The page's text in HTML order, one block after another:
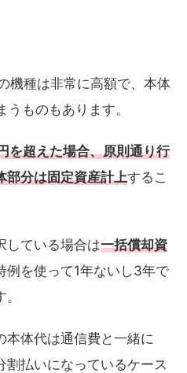
機種は非常に高額で、本体
ものもあります。
を超えた場合、原則通り行
部分は固定資産計上するこ
している場合は一括償却資
例を使って1年ないし3年で
本体代は通信費と一緒に
割払いになっているケース